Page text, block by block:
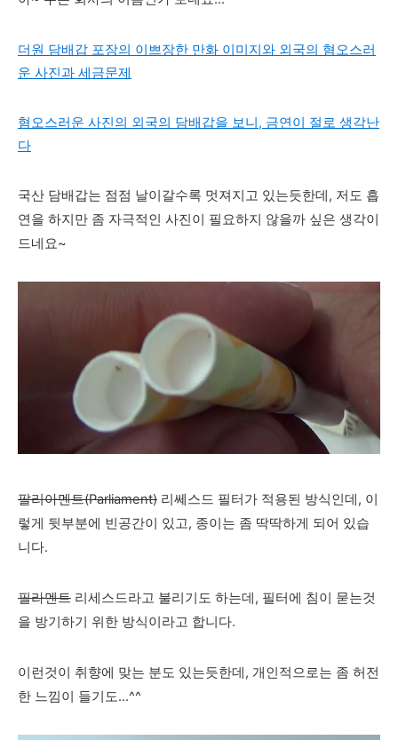
더원 담배갑 포장의 이쁘장한 만화 이미지와 외국의 혐오스러
운 사진과 세금문제
혐오스러운 사진의 외국의 담배갑을 보니, 금연이 절로 생각난
다
국산 담배갑는 점점 날이갈수록 멋져지고 있는듯한데, 저도 흡
연을 하지만 좀 자극적인 사진이 필요하지 않을까 싶은 생각이
드네요~
팔리아멘트(Parliament) 리쎄스드 필터가 적용된 방식인데, 이
렇게 뒷부분에 빈공간이 있고, 종이는 좀 딱딱하게 되어 있습
니다.
필라멘트 리세스드라고 불리기도 하는데, 필터에 침이 묻는것
을 방기하기 위한 방식이라고 합니다.
이런것이 취향에 맞는 분도 있는듯한데, 개인적으로는 좀 허전
한 느낌이 들기도...^^